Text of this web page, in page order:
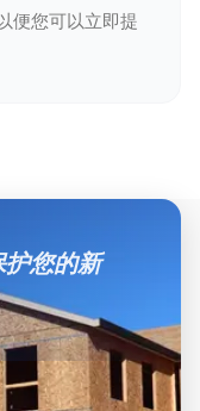
便您可以立即提
您的新